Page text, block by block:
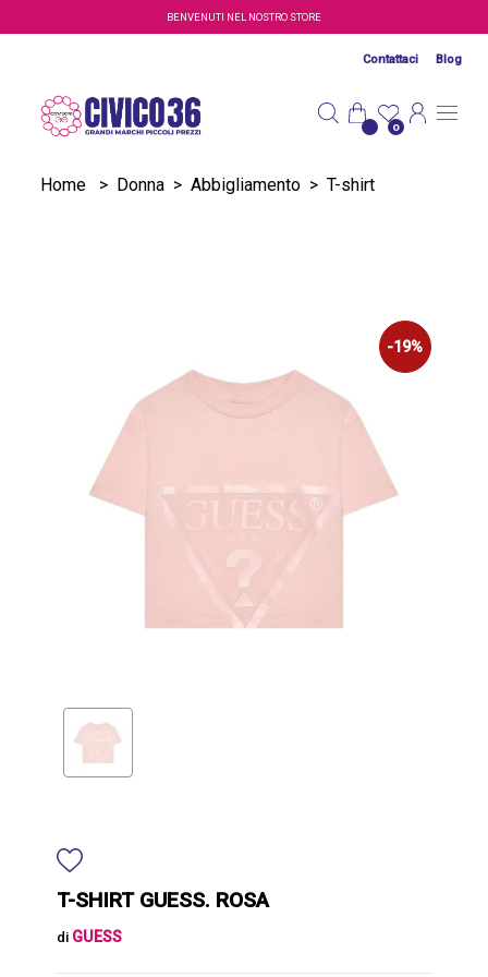
Salta al contenuto principaleBENVENUTI NEL NOSTRO STORE
Contattaci Blog
0
Home > Donna > Abbigliamento > T-shirt
-19%
T-SHIRT GUESS. ROSA
di GUESS